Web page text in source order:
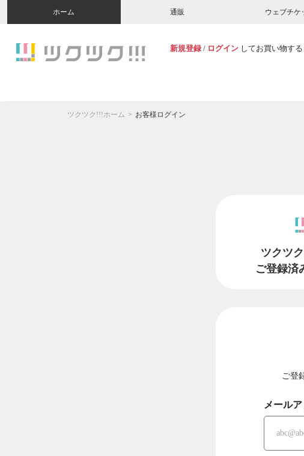
ホーム 通販 ウェブチケ
新規登録 / ログイン してお買い物す
ツクツク!!!ホーム お客様ログイン
ツクツ
ご登録済
ご登
メール